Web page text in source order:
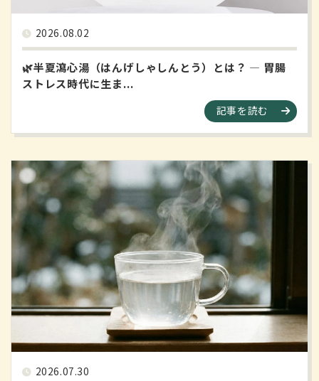
2026.08.02
🌿半夏瀉心湯（はんげしゃしんとう）とは？ ― 胃腸
ストレス時代に生ま...
記事を読む
2026.07.30